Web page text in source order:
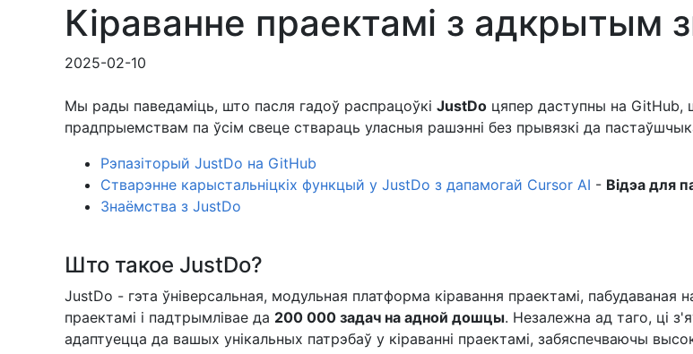
Кіраванне праектамі з адкрытым
2025-02-10
Мы рады паведаміць, што пасля гадоў распрацоўкі JustDo цяпер даступны на GitHub,
прадпрыемствам па ўсім свеце ствараць уласныя рашэнні без прывязкі да
Рэпазіторый JustDo на GitHub
Стварэнне карыстальніцкіх функцый у JustDo з дапамогай Cursor AI - Відэа для
Знаёмства з JustDo
Што такое JustDo?
JustDo - гэта ўніверсальная, модульная платформа кіравання праектамі, пабудаваная
праектамі і падтрымлівае да 200 000 задач на адной дошцы. Незалежна ад таго, ці
адаптуецца да вашых унікальных патрэбаў у кіраванні праектамі, забяспечваючы